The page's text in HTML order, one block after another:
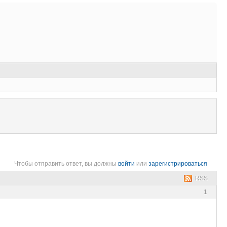
Чтобы отправить ответ, вы должны войти или зарегистрироваться
RSS
1